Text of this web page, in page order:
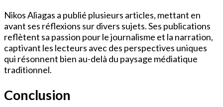
Nikos Aliagas a publié plusieurs articles, mettant en
avant ses réflexions sur divers sujets. Ses publications
reflètent sa passion pour le journalisme et la narration,
captivant les lecteurs avec des perspectives uniques
qui résonnent bien au-delà du paysage médiatique
traditionnel.
Conclusion